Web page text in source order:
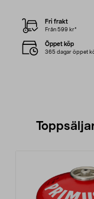
Fri frakt
Från 599 kr*
Öppet köp
365 dagar öppet